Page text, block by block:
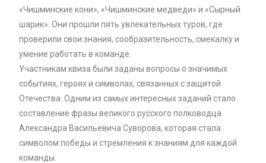
«Чишминские кони», «Чишминские медведи» и «Сырный
шарик». Они прошли пять увлекательных туров, где
проверили свои знания, сообразительность, смекалку и
умение работать в команде.
Участникам квиза были заданы вопросы о значимых
событиях, героях и символах, связанных с защитой
Отечества. Одним из самых интересных заданий стало
составление фразы великого русского полководца
Александра Васильевича Суворова, которая стала
символом победы и стремления к знаниям для каждой
команды.